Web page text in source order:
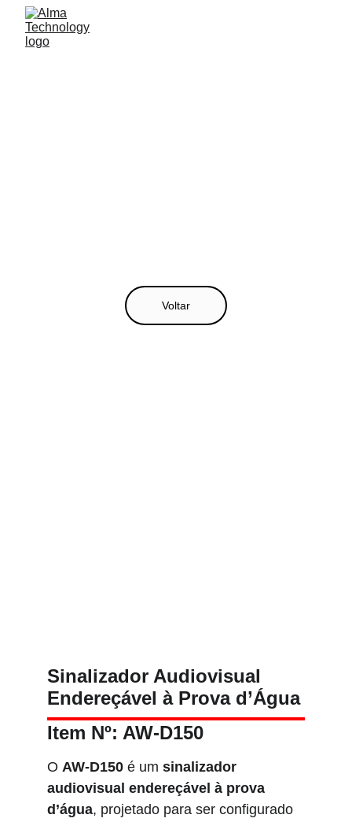
Sinalizador Audiovisual
Endereçável à Prova d’Água
Item Nº: AW-D150
O AW-D150 é um sinalizador
audiovisual endereçável à prova
d’água, projetado para ser configurado
Voltar